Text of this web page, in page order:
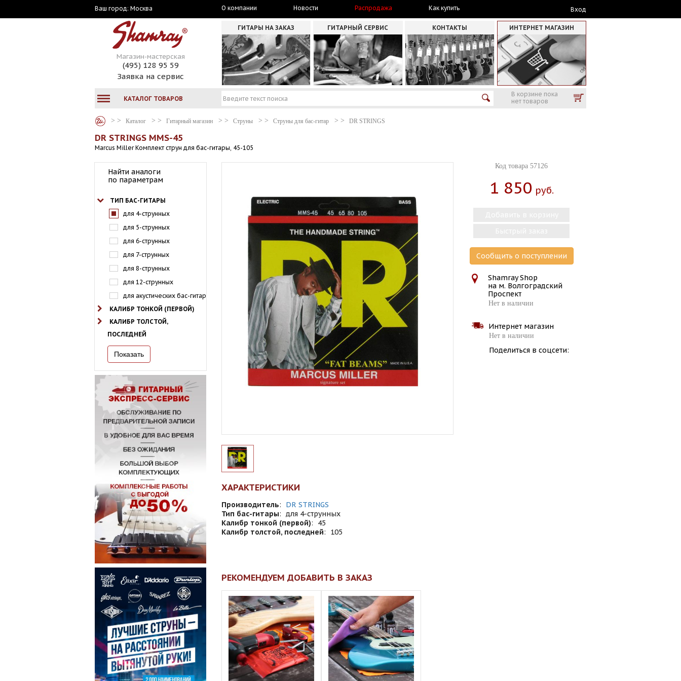
Ваш город: Москва О компании Новости Распродажа Как купить Вход
Магазин-мастерская
(495) 128 95 59
Заявка на сервис
ГИТАРЫ НА ЗАКАЗ ГИТАРНЫЙ СЕРВИС КОНТАКТЫ ИНТЕРНЕТ МАГАЗИН
КАТАЛОГ ТОВАРОВ
В корзине пока
нет товаров
Каталог Гитарный магазин Струны Струны для бас-гитар DR STRINGS
DR STRINGS MMS-45
Marcus Miller Комплект струн для бас-гитары, 45-105
Найти аналоги
по параметрам
ТИП БАС-ГИТАРЫ
для 4-струнных
для 5-струнных
для 6-струнных
для 7-струнных
для 8-струнных
для 12-струнных
для акустических бас-гитар
КАЛИБР ТОНКОЙ (ПЕРВОЙ)
КАЛИБР ТОЛСТОЙ,
ПОСЛЕДНЕЙ
Код товара 57126
1 850 Руб.
Сообщить о поступлении
Shamray Shop
на м. Волгоградский
Проспект
Нет в наличии
Интернет магазин
Нет в наличии
Поделиться в соцсети:
ХАРАКТЕРИСТИКИ
Производитель:
DR STRINGS
Тип бас-гитары: для 4-струнных
Калибр тонкой (первой):
45
Калибр толстой, последней: 105
РЕКОМЕНДУЕМ ДОБАВИТЬ В ЗАКАЗ